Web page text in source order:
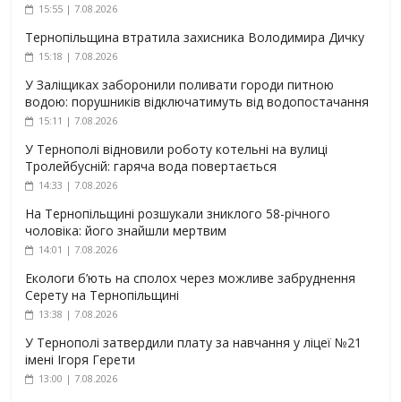
15:55 | 7.08.2026
Тернопільщина втратила захисника Володимира Дичку
15:18 | 7.08.2026
У Заліщиках заборонили поливати городи питною
водою: порушників відключатимуть від водопостачання
15:11 | 7.08.2026
У Тернополі відновили роботу котельні на вулиці
Тролейбусній: гаряча вода повертається
14:33 | 7.08.2026
На Тернопільщині розшукали зниклого 58-річного
чоловіка: його знайшли мертвим
14:01 | 7.08.2026
Екологи б’ють на сполох через можливе забруднення
Серету на Тернопільщині
13:38 | 7.08.2026
У Тернополі затвердили плату за навчання у ліцеї №21
імені Ігоря Герети
13:00 | 7.08.2026